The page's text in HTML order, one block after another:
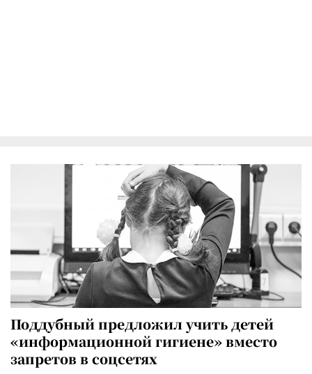
Поддубный предложил учить детей
«информационной гигиене» вместо
запретов в соцсетях